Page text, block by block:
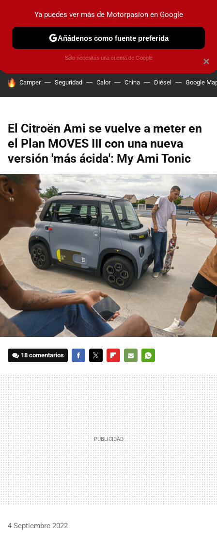
PRUEBAS COCHES ELÉCTRICOS OBSERVATORIO
HOY SE HABLA DE
Camper Seguridad Calor China Diésel Google
El Citroën Ami se vuelve a meter en
el Plan MOVES III con una nueva
versión 'más ácida': My Ami Tonic
18 comentarios
MAIL
4 Septiembre 2022
×
Ya puedes ver más de Motorpasion en Google
Añádenos como fuente preferida
Solo necesitas una cuenta de Google